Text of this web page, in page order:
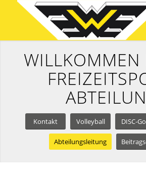
WILLKOMMEN
Kontakt Volleyball DISC-
Abteilungsleitung